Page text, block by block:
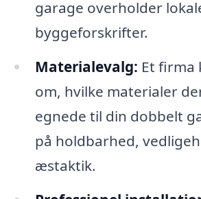
garage overholder
byggeforskrifter.
Materialevalg: Et firma
om, hvilke materialer
egnede til din dobbelt
på holdbarhed,
æstaktik.